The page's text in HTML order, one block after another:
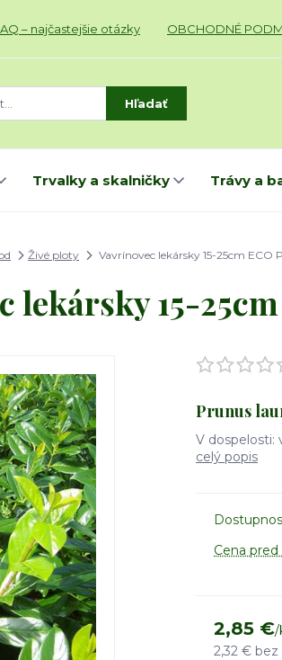
– najčastejšie otázky OBCHODNÉ
Hľadať
Trvalky a skalničky Trávy a
Živé ploty Vavrínovec lekársky 15-25cm ECO
lekársky 15-
Prunus
V dospelosti:
celý popis
Cena
2,85 €/
2,32 € bez